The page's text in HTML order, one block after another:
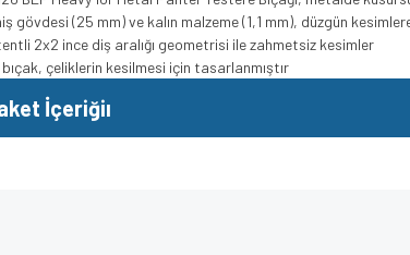
gövdesi (25 mm) ve kalın malzeme (1,1 mm), düzgün
2x2 ince diş aralığı geometrisi ile zahmetsiz kesimler
bıçak, çeliklerin kesilmesi için tasarlanmıştır
İçeriğiı